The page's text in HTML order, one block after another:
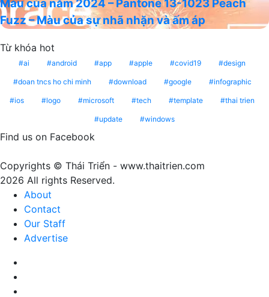
hướng
năm
–
màu
cà
mang
năm
2024
Pantone
1023
Fuzz
Màu
sự
nhã
nhặn
Màu của năm 2024 – Pantone 13-1023 Peach
Fuzz – Màu của sự nhã nhặn và ấm áp
Từ khóa hot
ai android app apple covid19 design
doan tncs ho chi minh download google infographic
ios logo microsoft tech template thai trien
update windows
Find us on Facebook
Copyrights © Thái Triển - www.thaitrien.com
2026 All rights Reserved.
About
Contact
Our Staff
Advertise